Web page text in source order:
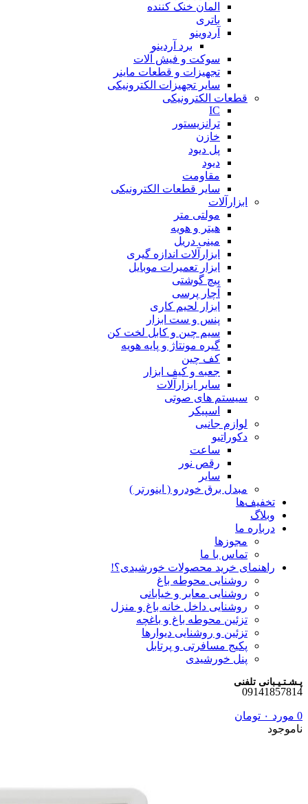
المان خنک کننده
باتری
آردوینو
برد آردینو
سوکت و فیش آلات
تجهیزات و قطعات ماینر
سایر تجهیزات الکترونیکی
قطعات الکترونیکی
IC
ترانزیستور
خازن
پل دیود
دیود
مقاومت
سایر قطعات الکترونیکی
ابزارآلات
مولتی متر
هیتر و هویه
مینی دریل
ابزارآلات اندازه گیری
ابزار تعمیرات موبایل
پیچ گوشتی
آچار پرسی
ابزار لحیم کاری
پنس و ست ابزار
سیم چین و کابل لخت کن
گیره مونتاژ و پایه هویه
کف چین
جعبه و کیف ابزار
سایر ابزارآلات
سیستم های صوتی
اسپیکر
لوازم جانبی
دکوراتیو
ساعت
رقص نور
سایر
مبدل برق خودرو ( اینورتر )
تخفیف‌ها
وبلاگ
درباره ما
مجوزها
تماس با ما
راهنمای خرید محصولات خورشیدی؟!
روشنایی محوطه باغ
روشنایی معابر و خیابانی
روشنایی داخل خانه باغ و منزل
تزئین محوطه باغ و باغچه
تزئین و روشنایی دیوارها
پکیج مسافرتی و پرتابل
پنل خورشیدی
پـشـتـیـبانی تلفنی
09141857814
0 مورد ۰ تومان
ناموجود